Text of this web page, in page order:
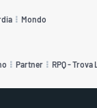
Mondo
Partner RPQ - Trova